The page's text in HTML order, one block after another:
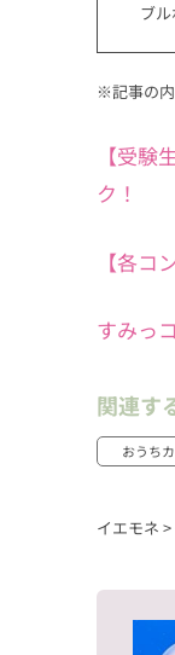
ブル
※記事の内
【受
ク！
【各
すみっ
関連す
おうち
イエモネ >